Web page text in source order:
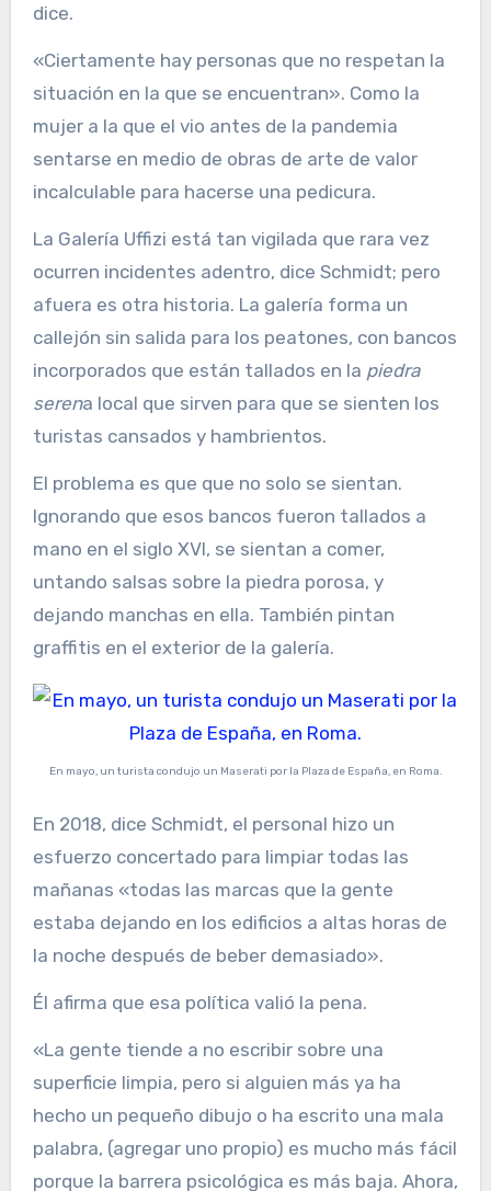
dice.
«Ciertamente hay personas que no respetan la
situación en la que se encuentran». Como la
mujer a la que el vio antes de la pandemia
sentarse en medio de obras de arte de valor
incalculable para hacerse una pedicura.
La Galería Uffizi está tan vigilada que rara vez
ocurren incidentes adentro, dice Schmidt; pero
afuera es otra historia. La galería forma un
callejón sin salida para los peatones, con bancos
incorporados que están tallados en la piedra
serena local que sirven para que se sienten los
turistas cansados ​​y hambrientos.
El problema es que que no solo se sientan.
Ignorando que esos bancos fueron tallados a
mano en el siglo XVI, se sientan a comer,
untando salsas sobre la piedra porosa, y
dejando manchas en ella. También pintan
graffitis en el exterior de la galería.
En mayo, un turista condujo un Maserati por la Plaza de España, en Roma.
En 2018, dice Schmidt, el personal hizo un
esfuerzo concertado para limpiar todas las
mañanas «todas las marcas que la gente
estaba dejando en los edificios a altas horas de
la noche después de beber demasiado».
Él afirma que esa política valió la pena.
«La gente tiende a no escribir sobre una
superficie limpia, pero si alguien más ya ha
hecho un pequeño dibujo o ha escrito una mala
palabra, (agregar uno propio) es mucho más fácil
porque la barrera psicológica es más baja. Ahora,